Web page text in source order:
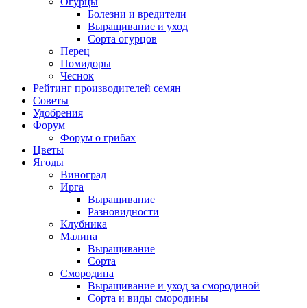
Болезни и вредители
Выращивание и уход
Сорта огурцов
Перец
Помидоры
Чеснок
Рейтинг производителей семян
Советы
Удобрения
Форум
Форум о грибах
Цветы
Ягоды
Виноград
Ирга
Выращивание
Разновидности
Клубника
Малина
Выращивание
Сорта
Смородина
Выращивание и уход за смородиной
Сорта и виды смородины